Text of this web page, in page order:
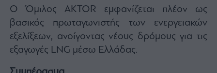
Ο Όμιλος AKTOR εμφανίζεται πλέον ως
βασικός πρωταγωνιστής των ενεργειακών
εξελίξεων, ανοίγοντας νέους δρόμους για τις
εξαγωγές LNG μέσω Ελλάδας.